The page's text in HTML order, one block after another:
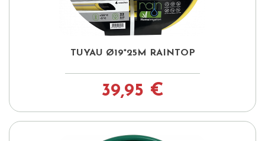
TUYAU Ø19*25M RAINTOP
39,95 €